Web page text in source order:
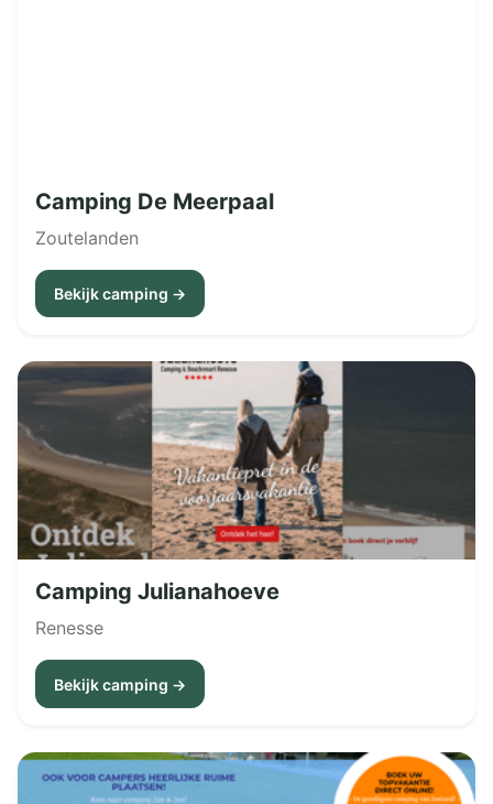
Camping De Meerpaal
Zoutelanden
Bekijk camping →
Camping Julianahoeve
Renesse
Bekijk camping →